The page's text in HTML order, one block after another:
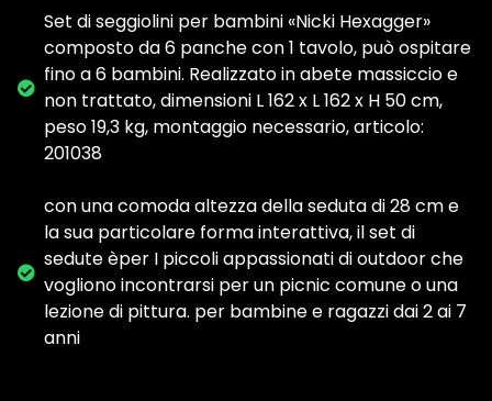
Set di seggiolini per bambini «Nicki Hexagger»
composto da 6 panche con 1 tavolo, può ospitare
fino a 6 bambini. Realizzato in abete massiccio e
non trattato, dimensioni L 162 x L 162 x H 50 cm,
peso 19,3 kg, montaggio necessario, articolo:
201038
con una comoda altezza della seduta di 28 cm e
la sua particolare forma interattiva, il set di
sedute èper I piccoli appassionati di outdoor che
vogliono incontrarsi per un picnic comune o una
lezione di pittura. per bambine e ragazzi dai 2 ai 7
anni